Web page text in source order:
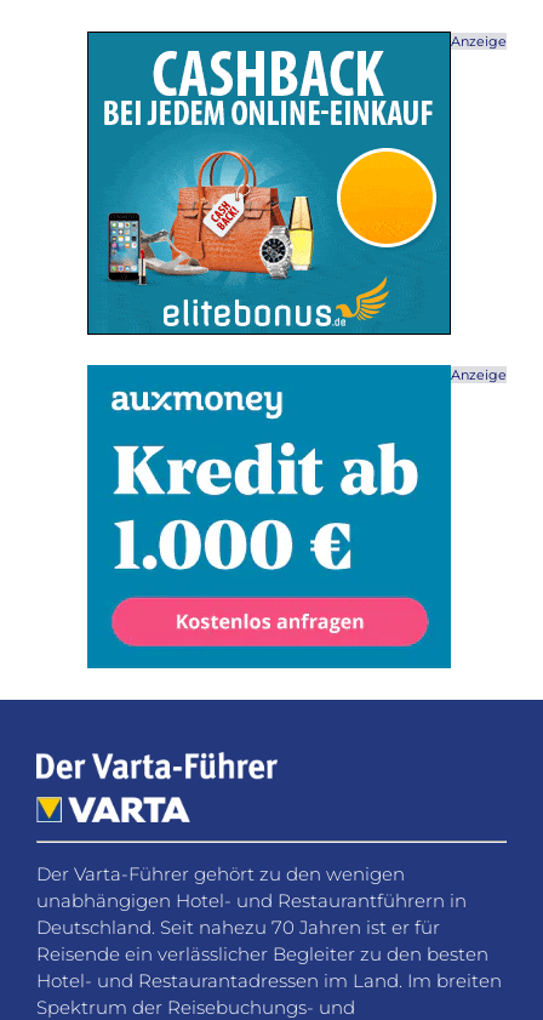
Anzeige
Anzeige
Der Varta-Führer gehört zu den wenigen
unabhängigen Hotel- und Restaurantführern in
Deutschland. Seit nahezu 70 Jahren ist er für
Reisende ein verlässlicher Begleiter zu den besten
Hotel- und Restaurantadressen im Land. Im breiten
Spektrum der Reisebuchungs- und